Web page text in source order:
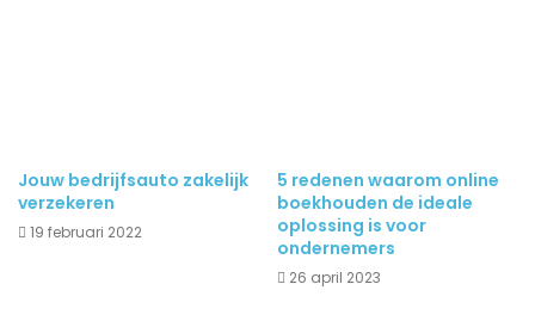
Jouw bedrijfsauto zakelijk
verzekeren
19 februari 2022
5 redenen waarom online
boekhouden de ideale
oplossing is voor
ondernemers
26 april 2023